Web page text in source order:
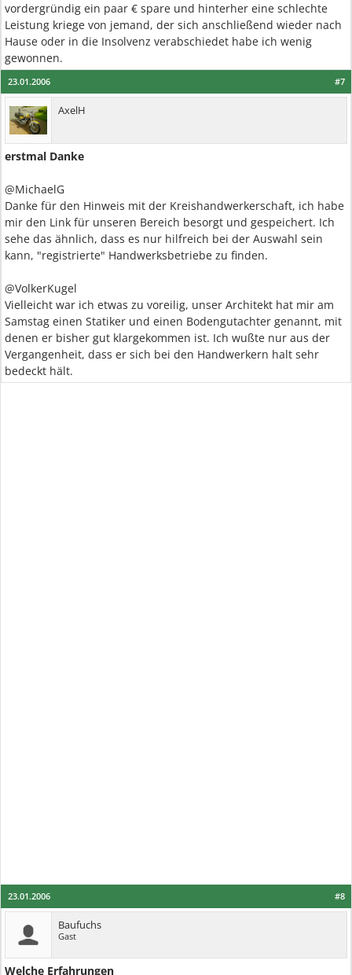
vordergründig ein paar € spare und hinterher eine schlechte
Leistung kriege von jemand, der sich anschließend wieder nach
Hause oder in die Insolvenz verabschiedet habe ich wenig
gewonnen.
#7
23.01.2006
AxelH
erstmal Danke
@MichaelG
Danke für den Hinweis mit der Kreishandwerkerschaft, ich habe
mir den Link für unseren Bereich besorgt und gespeichert. Ich
sehe das ähnlich, dass es nur hilfreich bei der Auswahl sein
kann, "registrierte" Handwerksbetriebe zu finden.
@VolkerKugel
Vielleicht war ich etwas zu voreilig, unser Architekt hat mir am
Samstag einen Statiker und einen Bodengutachter genannt, mit
denen er bisher gut klargekommen ist. Ich wußte nur aus der
Vergangenheit, dass er sich bei den Handwerkern halt sehr
bedeckt hält.
#8
23.01.2006
Baufuchs
Gast
Welche Erfahrungen